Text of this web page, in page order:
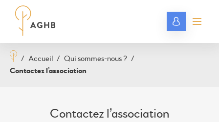
/ Accueil / Qui sommes-nous ? /
Contactez l’association
Contactez l’association